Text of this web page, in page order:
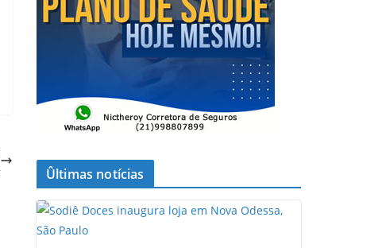
Ûltimas notícias